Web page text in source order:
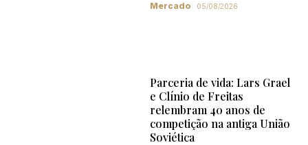
Mercado 05/08/2026
Parceria de vida: Lars Grael
e Clínio de Freitas
relembram 40 anos de
competição na antiga União
Soviética